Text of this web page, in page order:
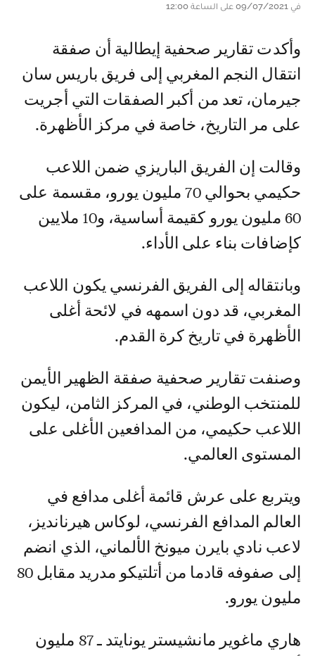
في 09/07/2021 على الساعة 12:00
وأكدت تقارير صحفية إيطالية أن صفقة
انتقال النجم المغربي إلى فريق باريس سان
جيرمان، تعد من أكبر الصفقات التي أجريت
على مر التاريخ، خاصة في مركز الأظهرة.
وقالت إن الفريق الباريزي ضمن اللاعب
حكيمي بحوالي 70 مليون يورو، مقسمة على
60 مليون يورو كقيمة أساسية، و10 ملايين
كإضافات بناء على الأداء.
وبانتقاله إلى الفريق الفرنسي يكون اللاعب
المغربي، قد دون اسمهه في لائحة أغلى
الأظهرة في تاريخ كرة القدم.
وصنفت تقارير صحفية صفقة الظهير الأيمن
للمنتخب الوطني، في المركز الثامن، ليكون
اللاعب حكيمي، من المدافعين الأغلى على
المستوى العالمي.
ويتربع على عرش قائمة أغلى مدافع في
العالم المدافع الفرنسي، لوكاس هيرنانديز،
لاعب نادي بايرن ميونخ الألماني، الذي انضم
إلى صفوفه قادما من أتلتيكو مدريد مقابل 80
مليون يورو.
هاري ماغوير مانشيستر يونايتد ـ 87 مليون